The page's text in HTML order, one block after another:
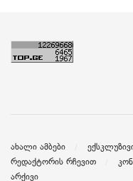
ახალი ამბები
რედაქტორის რჩევით
არქივი